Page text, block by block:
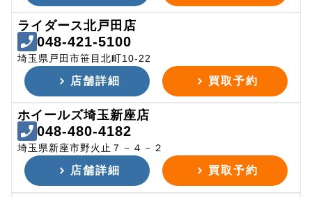
ライダース北戸田店
048-421-5100
埼玉県戸田市笹目北町10-22
店舗詳細 買取予約
ホイールズ埼玉新座店
048-480-4182
埼玉県新座市野火止７－４－２
店舗詳細 買取予約